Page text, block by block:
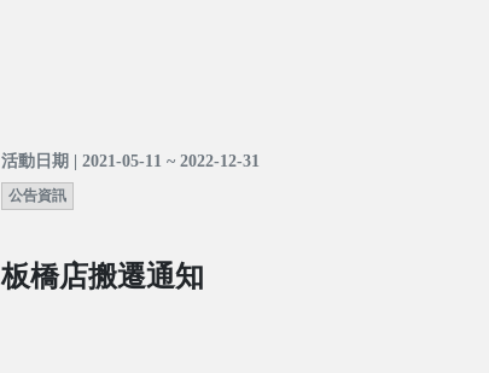
活動日期 | 2021-05-11 ~ 2022-12-31
公告資訊
板橋店搬遷通知